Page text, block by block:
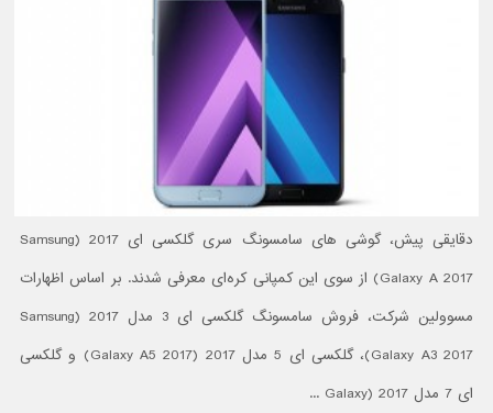
دقایقی پیش، گوشی های سامسونگ سری گلکسی ای 2017 (Samsung
Galaxy A 2017) از سوی این کمپانی کره‌ای معرفی شدند. بر اساس اظهارات
مسوولین شرکت، فروش سامسونگ گلکسی ای 3 مدل 2017 (Samsung
Galaxy A3 2017)، گلکسی ای 5 مدل 2017 (Galaxy A5 2017) و گلکسی
ای 7 مدل 2017 (Galaxy ...